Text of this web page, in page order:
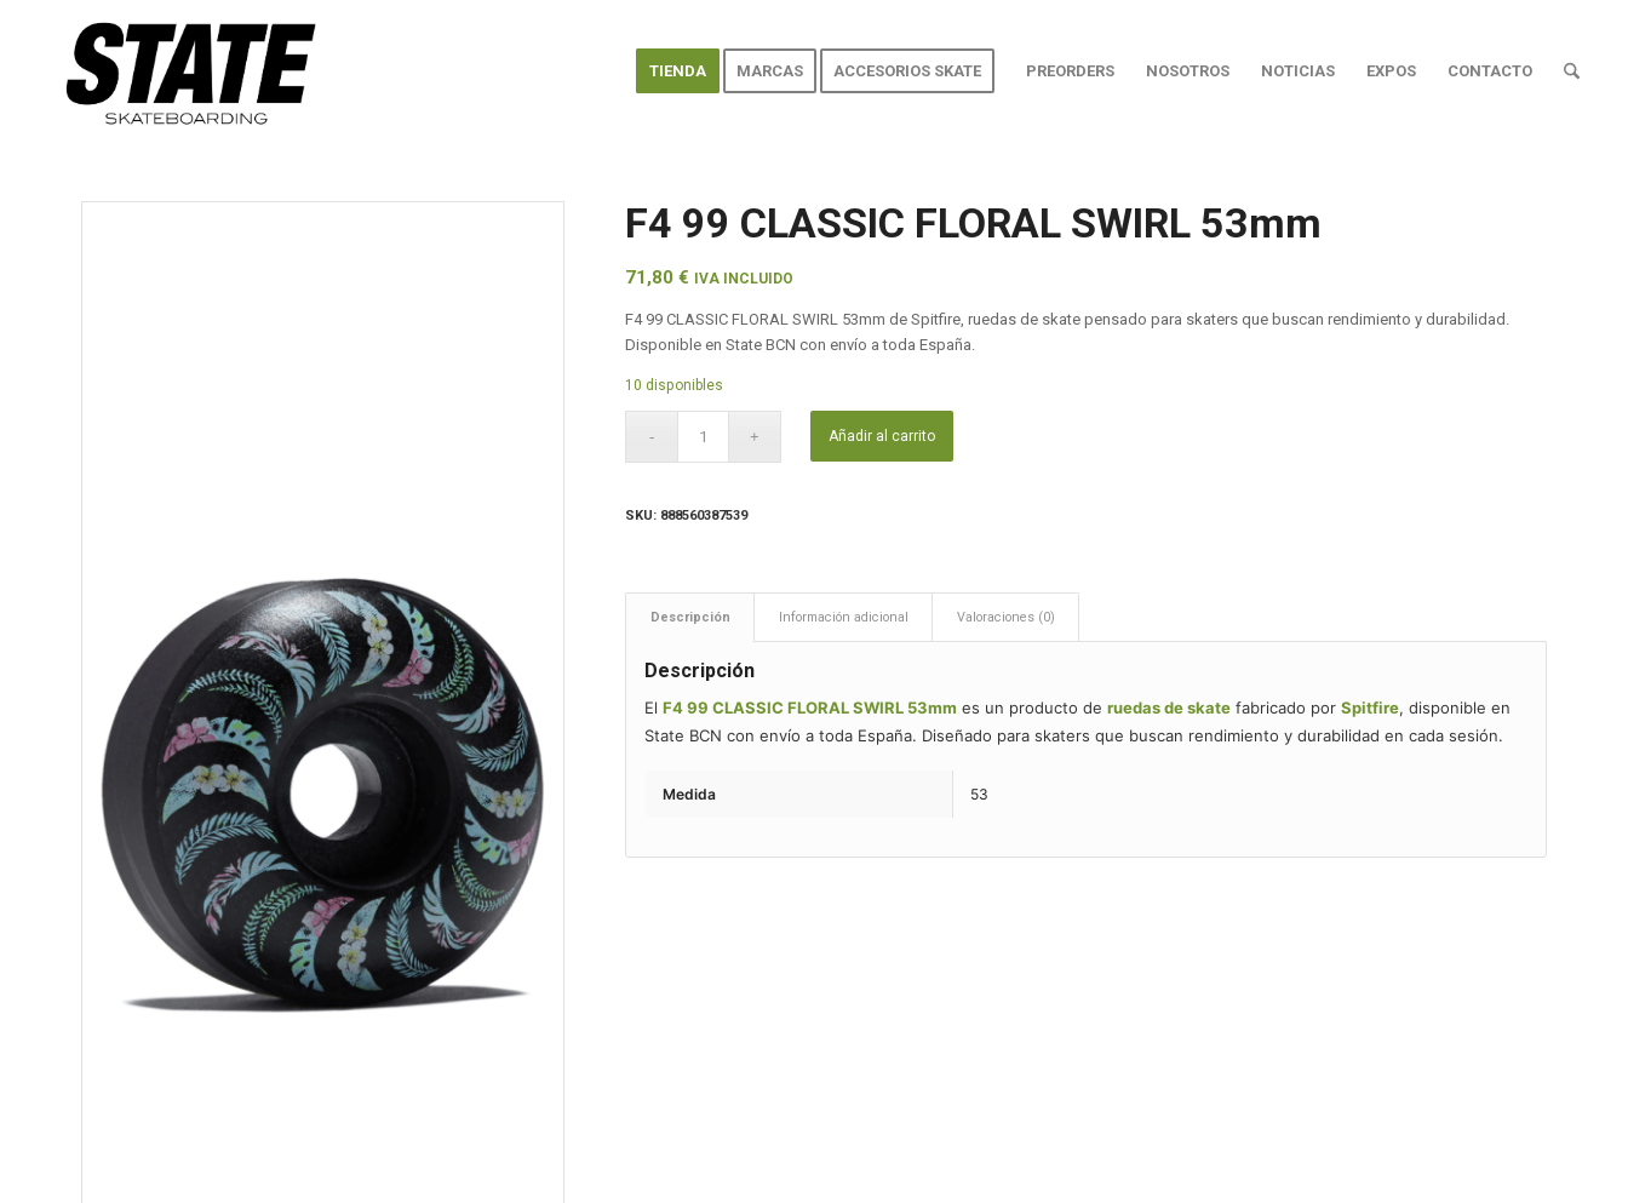
TIENDA MARCAS ACCESORIOS SKATE PREORDERS NOSOTROS NOTICIAS EXPOS CONTACTO
F4 99 CLASSIC FLORAL SWIRL 53mm
71,80€ IVA INCLUIDO
F4 99 CLASSIC FLORAL SWIRL 53mm de Spitfire, ruedas de skate pensado para skaters que buscan rendimiento y durabilidad.
Disponible en State BCN con envío a toda España.
10 disponibles
Añadir al carrito
SKU: 888560387539
Descripción Información adicional Valoraciones (0)
Descripción
ElF4 99 CLASSIC FLORAL SWIRL 53mm es un producto deruedas de skate fabricado porSpitfire, disponible en
State BCN con envío a toda España. Diseñado para skaters que buscan rendimiento y durabilidad en cada sesión.
Medida 53